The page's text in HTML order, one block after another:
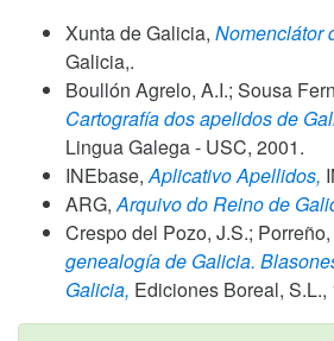
Xunta de Galicia, Nomenclátor
Galicia,.
Boullón Agrelo, A.I.; Sousa
Cartografía dos apelidos de
Lingua Galega - USC, 2001.
INEbase,Aplicativo Apellidos,
ARG,Arquivo do Reino de
Crespo del Pozo, J.S.; Porreño,
genealogía de Galicia.
Galicia, Ediciones Boreal, S.L.,